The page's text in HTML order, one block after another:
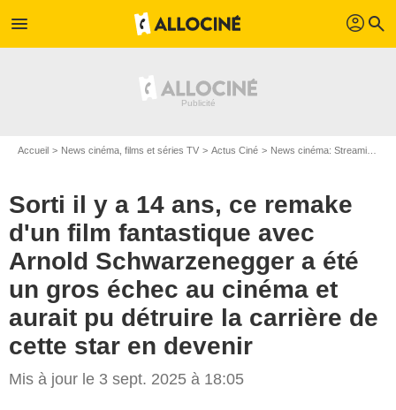
menu profil search
Accueil News cinéma, films et séries TV Actus Ciné News cinéma: Streaming
Sorti il y a 14 ans, ce remake
d'un film fantastique avec
Arnold Schwarzenegger a été
un gros échec au cinéma et
aurait pu détruire la carrière de
cette star en devenir
Mis à jour le 3 sept. 2025 à 18:05